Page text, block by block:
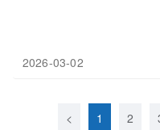
2026-03-02
< 1 2